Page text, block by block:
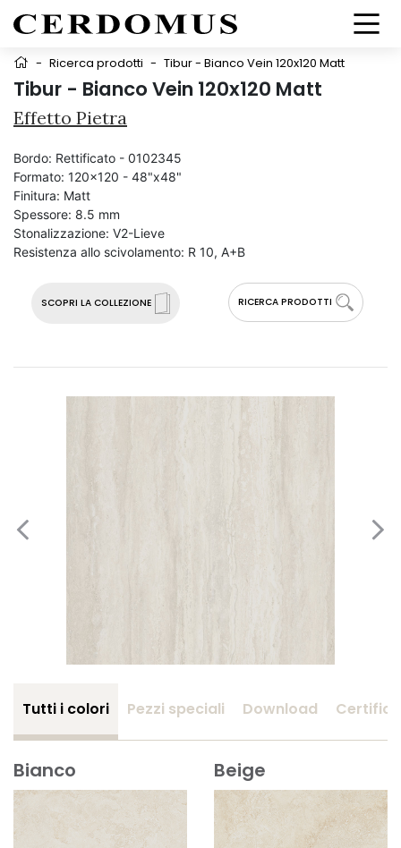
- Ricerca prodotti - Tibur - Bianco Vein 120x120 Matt
Tibur - Bianco Vein 120x120 Matt
Effetto Pietra
SCOPRI LA COLLEZIONE RICERCA PRODOTTI
Bordo: Rettificato - 0102345
Formato: 120x120 - 48"x48"
Finitura: Matt
Spessore: 8.5 mm
Stonalizzazione: V2-Lieve
Resistenza allo scivolamento: R 10, A+B
Tutti i colori Pezzi speciali Download
Bianco Beige